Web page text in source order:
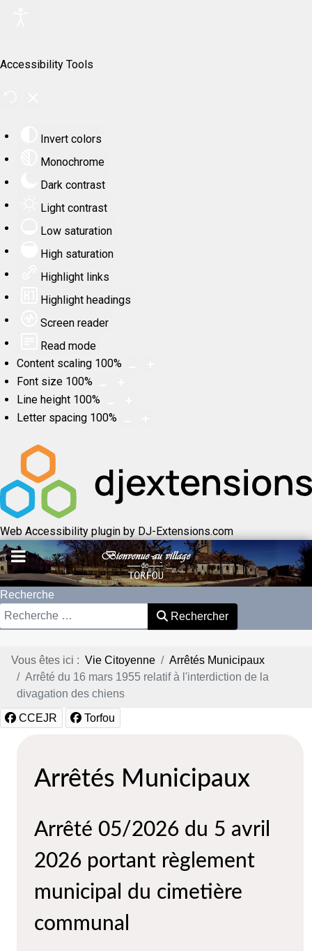
Accessibility Tools
Invert colors
Monochrome
Dark contrast
Light contrast
Low saturation
High saturation
Highlight links
Highlight headings
Screen reader
Read mode
Content scaling 100%
Font size 100%
Line height 100%
Letter spacing 100%
Web Accessibility plugin by DJ-Extensions.com
Recherche
Rechercher
Vous êtes ici : Vie Citoyenne
Arrêtés Municipaux
Arrêté du 16 mars 1955 relatif à l'interdiction de la
divagation des chiens
CCEJR Torfou
Arrêtés Municipaux
Arrêté 05/2026 du 5 avril
2026 portant règlement
municipal du cimetière
communal